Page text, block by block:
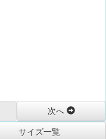
次へ
サイズ一覧